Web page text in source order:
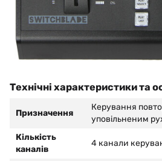
Технічні характеристики та
Призначення
Керування
уповільненим
Кількість
каналів
4 канали